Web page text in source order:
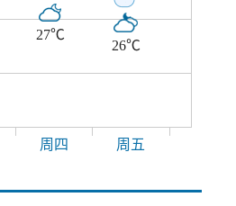
27℃
26℃
周四 周五